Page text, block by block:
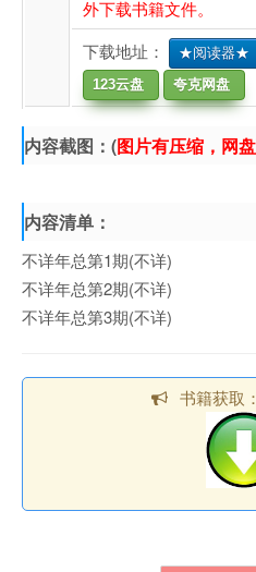
外下载书籍文件。
下载地址：
★阅读器★
123云盘
夸克网盘
内容截图：(图片有压缩，网
内容清单：
不详年总第1期(不详)
不详年总第2期(不详)
不详年总第3期(不详)
书籍获取：